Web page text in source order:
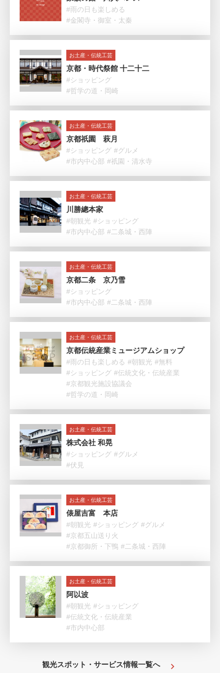
#雨の日も楽しめる
#金閣寺・御室・太秦
お土産・伝統工芸
京都・時代祭館 十二十二
#ショッピング
#哲学の道・岡崎
お土産・伝統工芸
京都祇園 萩月
#ショッピング #グルメ
#市内中心部 #祇園・清水寺
お土産・伝統工芸
川勝總本家
#朝観光 #ショッピング
#市内中心部 #二条城・西陣
お土産・伝統工芸
京都二条 京乃雪
#ショッピング
#市内中心部 #二条城・西陣
お土産・伝統工芸
京都伝統産業ミュージアムショップ
#雨の日も楽しめる #朝観光 #無料
#ショッピング #伝統文化・伝統産業
#京都観光施設協議会
#哲学の道・岡崎
お土産・伝統工芸
株式会社 和晃
#ショッピング #グルメ
#伏見
お土産・伝統工芸
俵屋吉富 本店
#朝観光 #ショッピング #グルメ
#京都五山送り火
#京都御所・下鴨 #二条城・西陣
お土産・伝統工芸
阿以波
#朝観光 #ショッピング
#伝統文化・伝統産業
#市内中心部
観光スポット・サービス情報一覧へ